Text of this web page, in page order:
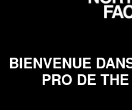
BIENVENUE
PRO DE